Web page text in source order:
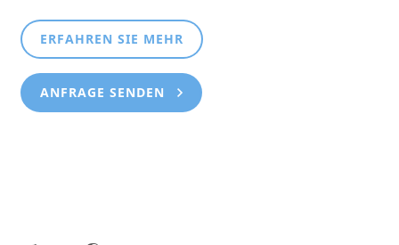
ERFAHREN SIE MEHR
ANFRAGE SENDEN